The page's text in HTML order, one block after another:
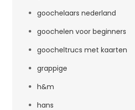
goochelaars nederland
goochelen voor beginners
goocheltrucs met kaarten
grappige
h&m
hans